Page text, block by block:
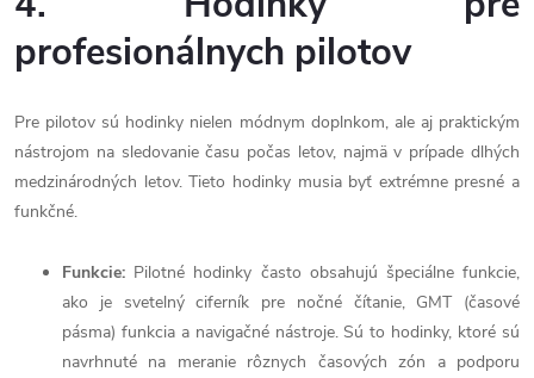
profesionálnych pilotov
Pre pilotov sú hodinky nielen módnym doplnkom, ale aj praktickým
nástrojom na sledovanie času počas letov, najmä v prípade dlhých
medzinárodných letov. Tieto hodinky musia byť extrémne presné a
funkčné.
Funkcie: Pilotné hodinky často obsahujú špeciálne funkcie,
ako je svetelný ciferník pre nočné čítanie, GMT (časové
pásma) funkcia a navigačné nástroje. Sú to hodinky, ktoré sú
navrhnuté na meranie rôznych časových zón a podporu